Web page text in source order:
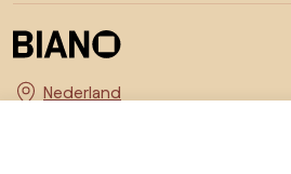
Kies land